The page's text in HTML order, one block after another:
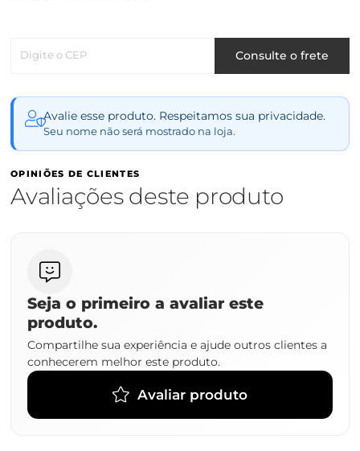
Digite o CEP Consulte o frete
Avalie esse produto. Respeitamos sua privacidade.
Seu nome não será mostrado na loja.
OPINIÕES DE CLIENTES
Avaliações deste produto
Seja o primeiro a avaliar este
produto.
Compartilhe sua experiência e ajude outros clientes a
conhecerem melhor este produto.
Avaliar produto